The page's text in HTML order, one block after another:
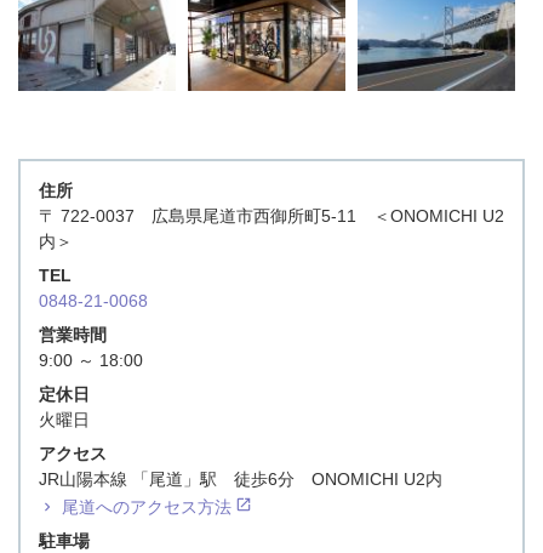
住所
〒 722-0037 広島県尾道市西御所町5-11 ＜ONOMICHI U2
内＞
TEL
0848-21-0068
営業時間
9:00 ～ 18:00
定休日
火曜日
アクセス
JR山陽本線 「尾道」駅 徒歩6分 ONOMICHI U2内
尾道へのアクセス方法
駐車場